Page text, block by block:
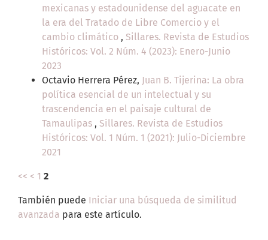
mexicanas y estadounidense del aguacate en
la era del Tratado de Libre Comercio y el
cambio climático , Sillares. Revista de Estudios
Históricos: Vol. 2 Núm. 4 (2023): Enero-Junio
2023
Octavio Herrera Pérez, Juan B. Tijerina: La obra
política esencial de un intelectual y su
trascendencia en el paisaje cultural de
Tamaulipas , Sillares. Revista de Estudios
Históricos: Vol. 1 Núm. 1 (2021): Julio-Diciembre
2021
<< < 1 2
También puede Iniciar una búsqueda de similitud
avanzada para este artículo.